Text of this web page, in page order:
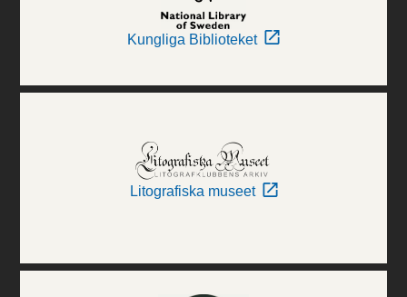
Kungliga Biblioteket
Litografiska museet